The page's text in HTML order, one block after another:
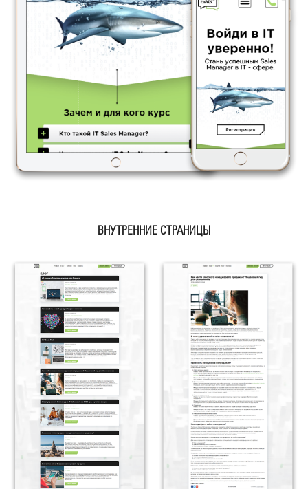
ВНУТРЕННИЕ СТРАНИЦЫ